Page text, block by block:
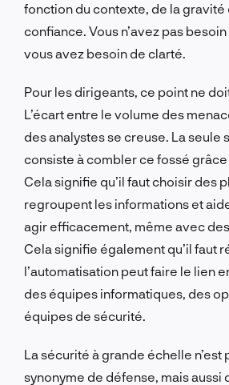
fonction du contexte, de la gravité
confiance. Vous n’avez pas
vous avez besoin de clarté.
Pour les dirigeants, ce point ne
L’écart entre le volume des
des analystes se creuse. La seule
consiste à combler ce fossé grâce
Cela signifie qu’il faut choisir des
regroupent les informations et
agir efficacement, même avec
Cela signifie également qu’il faut
l’automatisation peut faire le lien
des équipes informatiques, des
équipes de sécurité.
La sécurité à grande échelle n’est
synonyme de défense, mais aussi